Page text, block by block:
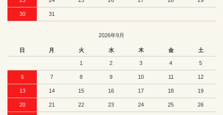
30 31
2026年9月
日 月 火 水 木 金 土
1 2 3 4 5
6 7 8 9 10 11 12
13 14 15 16 17 18 19
20 21 22 23 24 25 26